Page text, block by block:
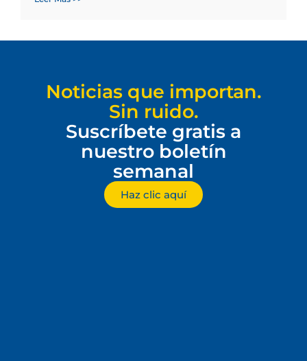
Noticias que importan.
Sin ruido.
Suscríbete gratis a
nuestro boletín
semanal
Haz clic aquí